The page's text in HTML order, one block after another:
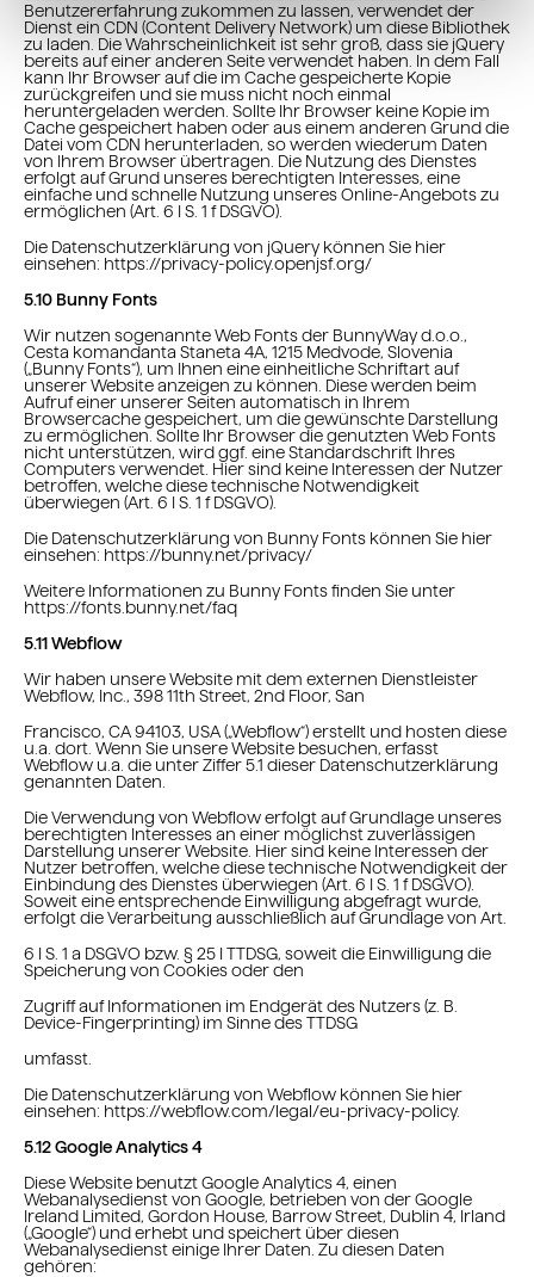
Benutzererfahrung zukommen zu lassen, verwendet der
Dienst ein CDN (Content Delivery Network) um diese Bibliothek
zu laden. Die Wahrscheinlichkeit ist sehr groß, dass sie jQuery
bereits auf einer anderen Seite verwendet haben. In dem Fall
kann Ihr Browser auf die im Cache gespeicherte Kopie
zurückgreifen und sie muss nicht noch einmal
heruntergeladen werden. Sollte Ihr Browser keine Kopie im
Cache gespeichert haben oder aus einem anderen Grund die
Datei vom CDN herunterladen, so werden wiederum Daten
von Ihrem Browser übertragen. Die Nutzung des Dienstes
erfolgt auf Grund unseres berechtigten Interesses, eine
einfache und schnelle Nutzung unseres Online-Angebots zu
ermöglichen (Art. 6 I S. 1 f DSGVO).
Die Datenschutzerklärung von jQuery können Sie hier
einsehen: https://privacy-policy.openjsf.org/
5.10 Bunny Fonts
Wir nutzen sogenannte Web Fonts der BunnyWay d.o.o.,
Cesta komandanta Staneta 4A, 1215 Medvode, Slovenia
(„Bunny Fonts“), um Ihnen eine einheitliche Schriftart auf
unserer Website anzeigen zu können. Diese werden beim
Aufruf einer unserer Seiten automatisch in Ihrem
Browsercache gespeichert, um die gewünschte Darstellung
zu ermöglichen. Sollte Ihr Browser die genutzten Web Fonts
nicht unterstützen, wird ggf. eine Standardschrift Ihres
Computers verwendet. Hier sind keine Interessen der Nutzer
betroffen, welche diese technische Notwendigkeit
überwiegen (Art. 6 I S. 1 f DSGVO).
Die Datenschutzerklärung von Bunny Fonts können Sie hier
einsehen: https://bunny.net/privacy/
Weitere Informationen zu Bunny Fonts finden Sie unter
https://fonts.bunny.net/faq
5.11 Webflow
Wir haben unsere Website mit dem externen Dienstleister
Webflow, Inc., 398 11th Street, 2nd Floor, San
Francisco, CA 94103, USA („Webflow“) erstellt und hosten diese
u.a. dort. Wenn Sie unsere Website besuchen, erfasst
Webflow u.a. die unter Ziffer 5.1 dieser Datenschutzerklärung
genannten Daten.
Die Verwendung von Webflow erfolgt auf Grundlage unseres
berechtigten Interesses an einer möglichst zuverlässigen
Darstellung unserer Website. Hier sind keine Interessen der
Nutzer betroffen, welche diese technische Notwendigkeit der
Einbindung des Dienstes überwiegen (Art. 6 I S. 1 f DSGVO).
Soweit eine entsprechende Einwilligung abgefragt wurde,
erfolgt die Verarbeitung ausschließlich auf Grundlage von Art.
6 I S. 1 a DSGVO bzw. § 25 I TTDSG, soweit die Einwilligung die
Speicherung von Cookies oder den
Zugriff auf Informationen im Endgerät des Nutzers (z. B.
Device-Fingerprinting) im Sinne des TTDSG
umfasst.
Die Datenschutzerklärung von Webflow können Sie hier
einsehen: https://webflow.com/legal/eu-privacy-policy.
5.12 Google Analytics 4
Diese Website benutzt Google Analytics 4, einen
Webanalysedienst von Google, betrieben von der Google
Ireland Limited, Gordon House, Barrow Street, Dublin 4, Irland
(„Google“) und erhebt und speichert über diesen
Webanalysedienst einige Ihrer Daten. Zu diesen Daten
gehören: